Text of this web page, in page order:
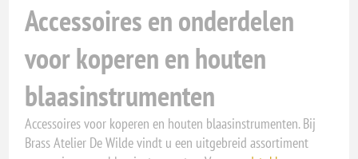
Accessoires en onderdelen
voor koperen en houten
blaasinstrumenten
Accessoires voor koperen en houten blaasinstrumenten. Bij
Brass Atelier De Wilde vindt u een uitgebreid assortiment